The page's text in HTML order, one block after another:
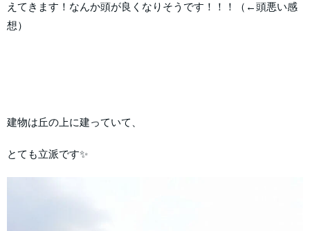
えてきます！なんか頭が良くなりそうです！！！（←頭悪い感
想）
建物は丘の上に建っていて、
とても立派です✨